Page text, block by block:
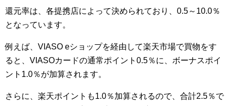
還元率は、各提携店によって決められており、0.5～10.0％
となっています。
例えば、VIASO eショップを経由して楽天市場で買物をす
ると、VIASOカードの通常ポイント0.5％に、ボーナスポイ
ント1.0％が加算されます。
さらに、楽天ポイントも1.0％加算されるので、合計2.5％で